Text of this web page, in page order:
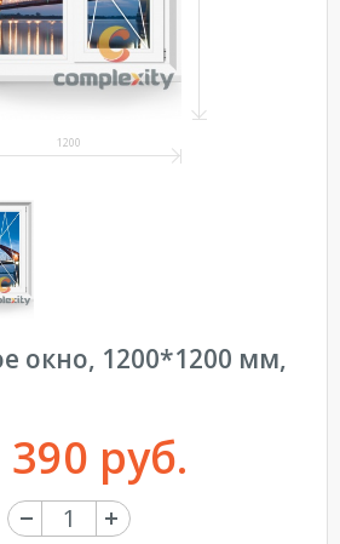
1200
окно, 1200*1200 мм,
390 руб.